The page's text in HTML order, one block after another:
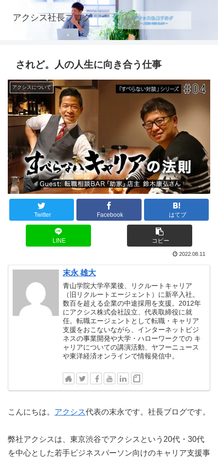
アクシス社長ブログ
されど。人の人生に向き合う仕事
アクシスについて
Twitter Facebook はてブ
LINE コピー
2022.08.11
末永 雄大
青山学院大学卒業後、リクルートキャリア
（旧リクルートエージェント）に新卒入社。
数百を超える企業の中途採用を支援。2012年
にアクシス株式会社設立、代表取締役に就
任。転職エージェントとして転職・キャリア
支援をおこないながら、インターネットビジ
ネスの事業開発や大学・ハローワークでの キ
ャリアについての講演活動、ヤフーニュース
や東洋経済オンラインで情報発信中。
こんにちは。 アクシス代表の末永です。社長ブログです。
弊社アクシスは、東京渋谷でアクシスという20代・30代
を中心とした若手ビジネスパーソン向けのキャリア支援事